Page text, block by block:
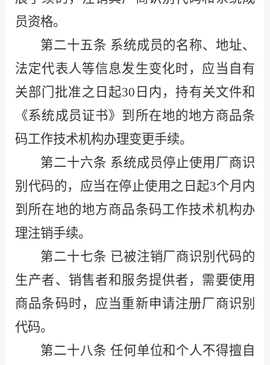
员资格。
第二十五条 系统成员的名称、地址、
法定代表人等信息发生变化时，应当自有
关部门批准之日起30 日内，持有关文件和
《系统成员证书》到所在地的地方商品条
码工作技术机构办理变更手续。
第二十六条 系统成员停止使用厂商识
别代码的，应当在停止使用之日起3个月内
到所在地的地方商品条码工作技术机构办
理注销手续。
第二十七条 已被注销厂商识别代码的
生产者、销售者和服务提供者，需要使用
商品条码时，应当重新申请注册厂商识别
代码。
第二十八条 任何单位和个人不得擅自